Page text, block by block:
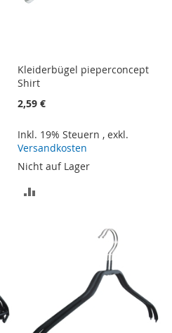
Kleiderbügel pieperconcept
Shirt
2,59 €
Inkl. 19% Steuern ,exkl.
Versandkosten
Nicht auf Lager
HINZUFÜGEN